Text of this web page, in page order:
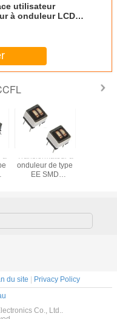
utilisateur
à onduleur LCD
à
Transformateur à
onduleur de type
EE SMD
du site | Privacy Policy
Co., Ltd..